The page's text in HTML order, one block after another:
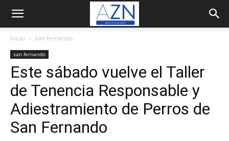
Inicio san fernando
san fernando
Este sábado vuelve el Taller
de Tenencia Responsable y
Adiestramiento de Perros de
San Fernando